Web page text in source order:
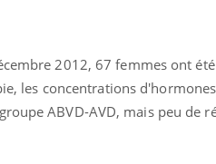
2012, 67 femmes ont
les concentrations
ABVD-AVD, mais peu de